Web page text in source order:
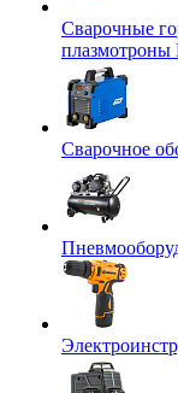
Сварочные
Сварочное